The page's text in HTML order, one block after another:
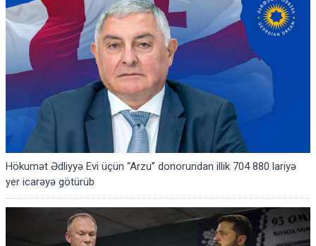
Hökumət Ədliyyə Evi üçün “Arzu” donorundan illik 704 880 lariyə
yer icarəyə götürüb